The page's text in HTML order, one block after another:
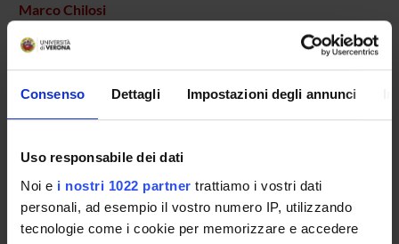
Consenso Dettagli Impostazioni degli annunci
Uso responsabile dei dati
Noi e i nostri 1022 partner trattiamo i vostri dati
personali, ad esempio il vostro numero IP, utilizzando
tecnologie come i cookie per memorizzare e accedere
Marco Chilosi
Marcello Ferrari
Teaching Assistant
Maurizio Lestani
Alberto Zamo'